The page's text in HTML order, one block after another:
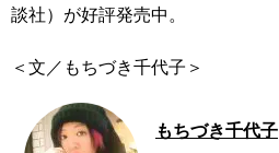
談社）が好評発売中。
＜文／もちづき千代子＞
もちづき千代子